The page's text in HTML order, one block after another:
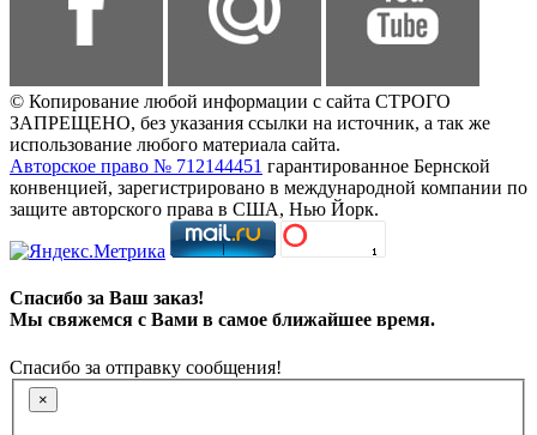
© Копирование любой информации с сайта СТРОГО
ЗАПРЕЩЕНО, без указания ссылки на источник, а так же
использование любого материала сайта.
Авторское право № 712144451 гарантированное Бернской
конвенцией, зарегистрировано в международной компании по
защите авторского права в США, Нью Йорк.
Спасибо за Ваш заказ!
Мы свяжемся с Вами в самое ближайшее время.
Спасибо за отправку сообщения!
×